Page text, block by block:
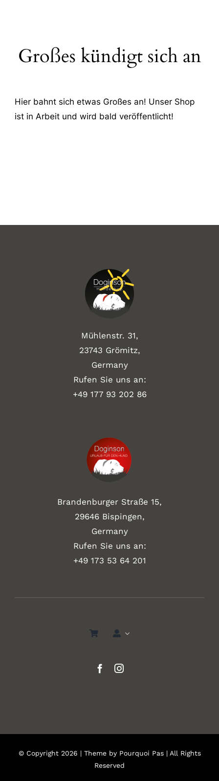
Großes kündigt sich an
Hier bahnt sich etwas Großes an! Unser Shop
ist in Arbeit und wird bald veröffentlicht!
Mühlenstr. 31,
23743 Grömitz,
Germany
Rufen Sie uns an:
+49 177 93 202 86
Brandenburger Straße 15,
29646 Bispingen,
Germany
Rufen Sie uns an:
+49 173 53 64 201
© Copyright 2026 | Theme by Pourquoi Pas| All Rights
Reserved